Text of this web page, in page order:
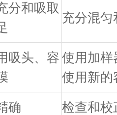
分和吸取
充分混
吸头、容 使用加样
使用新的
确 检查和校